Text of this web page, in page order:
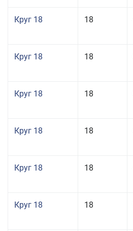
Круг 18 18
Круг 18 18
Круг 18 18
Круг 18 18
Круг 18 18
Круг 18 18